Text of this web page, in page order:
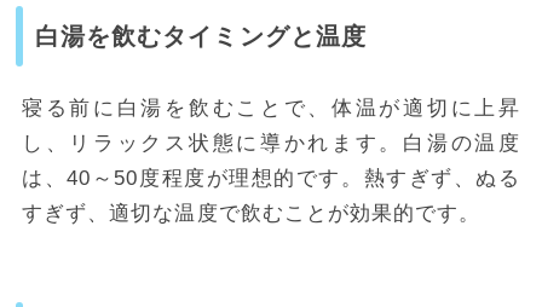
白湯を飲むタイミングと温度
寝る前に白湯を飲むことで、体温が適切に上昇
し、リラックス状態に導かれます。白湯の温度
は、40～50度程度が理想的です。熱すぎず、ぬる
すぎず、適切な温度で飲むことが効果的です。